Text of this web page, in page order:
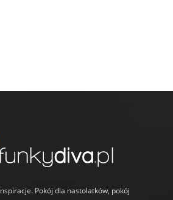
Pokój dla nastolatków, pokój